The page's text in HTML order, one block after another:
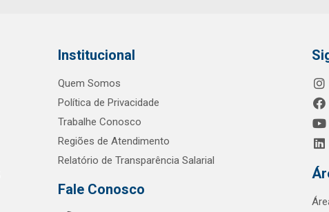
Institucional
Quem Somos
Política de Privacidade
Trabalhe Conosco
Regiões de Atendimento
Relatório de Transparência Salarial
Fale Conosco